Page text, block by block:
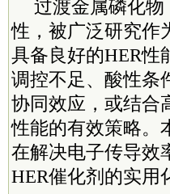
过渡金属磷化
性，被广泛研究作
具备良好的HER性
调控不足、酸性条
协同效应，或结合
性能的有效策略。
在解决电子传导效
HER催化剂的实用